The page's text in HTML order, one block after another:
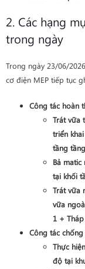
2. Các hạng
trong ngày
Trong ngày 23/06/
cơ điện MEP tiếp tục
Công tác hoàn
Trát vữa
triển
tầng
Bả matic
tại khối
Trát vữa
vữa
1 +
Công tác
Thực
độ tại